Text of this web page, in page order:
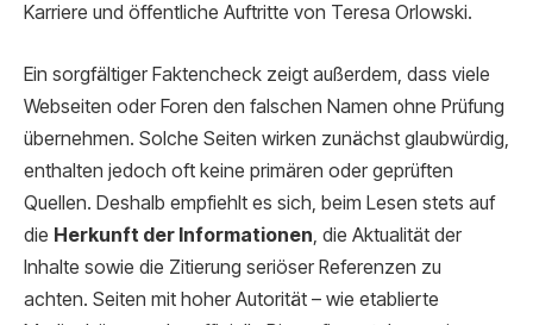
Karriere und öffentliche Auftritte von Teresa Orlowski.
Ein sorgfältiger Faktencheck zeigt außerdem, dass viele
Webseiten oder Foren den falschen Namen ohne Prüfung
übernehmen. Solche Seiten wirken zunächst glaubwürdig,
enthalten jedoch oft keine primären oder geprüften
Quellen. Deshalb empfiehlt es sich, beim Lesen stets auf
die Herkunft der Informationen , die Aktualität der
Inhalte sowie die Zitierung seriöser Referenzen zu
achten. Seiten mit hoher Autorität – wie etablierte